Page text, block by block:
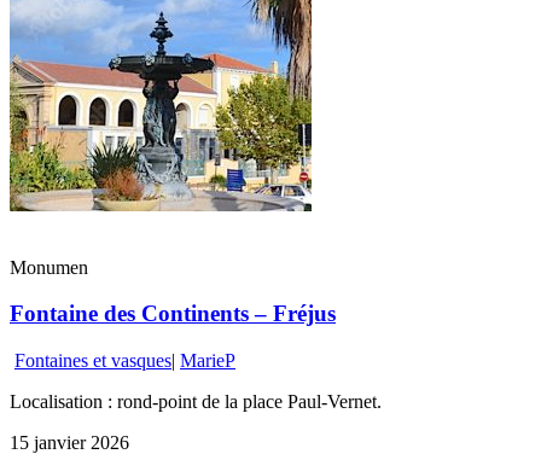
Monumen
Fontaine des Continents – Fréjus
Fontaines et vasques| MarieP
Localisation : rond-point de la place Paul-Vernet.
15 janvier 2026